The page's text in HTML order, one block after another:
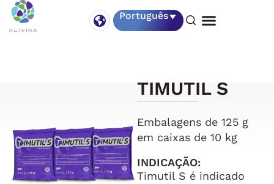
Português
TIMUTIL S
Embalagens de 125 g
em caixas de 10 kg
INDICAÇÃO:
Timutil S é indicado